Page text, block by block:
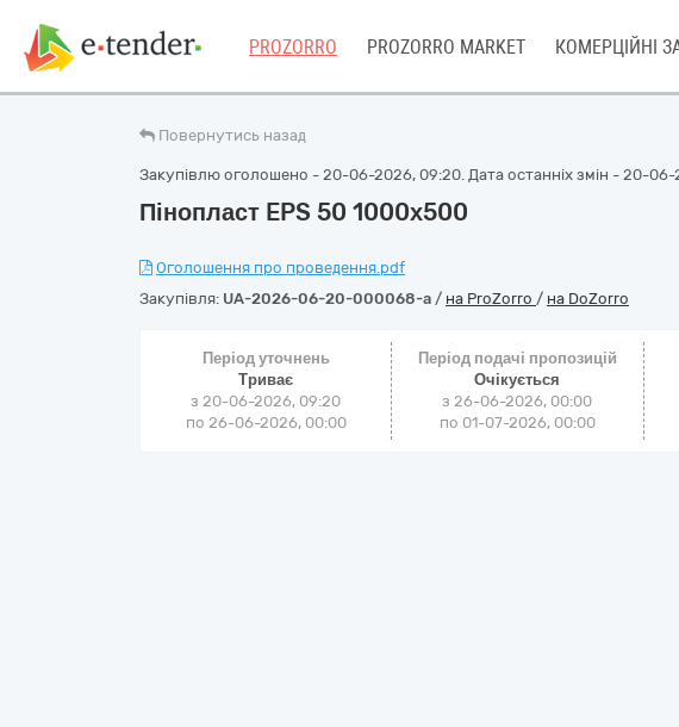
PROZORRO PROZORRO MARKET КОМЕРЦІЙНІ
Повернутись назад
Закупівлю оголошено - 20-06-2026, 09:20. Дата останніх змін - 20-
Пінопласт EPS 50 1000х500
Оголошення про проведення.pdf
Закупівля: UA-2026-06-20-000068-a / на ProZorro / на DoZorro
Період уточнень
Триває
з 20-06-2026, 09:20
по 26-06-2026, 00:00
Період подачі пропозицій
Очікується
з 26-06-2026, 00:00
по 01-07-2026, 00:00